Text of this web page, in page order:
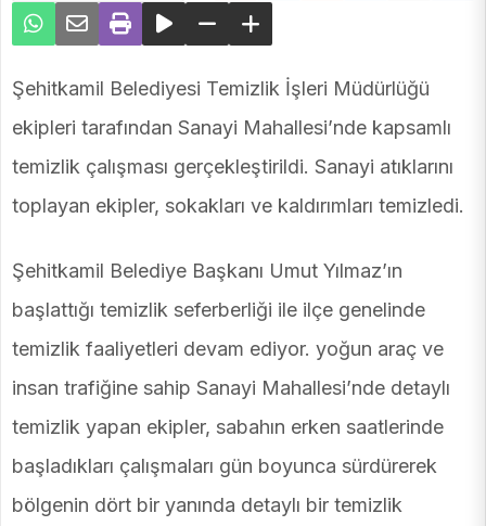
Şehitkamil Belediyesi Temizlik İşleri Müdürlüğü
ekipleri tarafından Sanayi Mahallesi’nde kapsamlı
temizlik çalışması gerçekleştirildi. Sanayi atıklarını
toplayan ekipler, sokakları ve kaldırımları temizledi.
Şehitkamil Belediye Başkanı Umut Yılmaz’ın
başlattığı temizlik seferberliği ile ilçe genelinde
temizlik faaliyetleri devam ediyor. yoğun araç ve
insan trafiğine sahip Sanayi Mahallesi’nde detaylı
temizlik yapan ekipler, sabahın erken saatlerinde
başladıkları çalışmaları gün boyunca sürdürerek
bölgenin dört bir yanında detaylı bir temizlik